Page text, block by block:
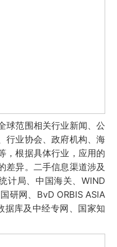
球范围相关行业新闻、公
行业协会、政府机构、海
，根据具体行业，应用的
差异。二手信息渠道涉及
计局、中国海关、WIND
研网、BvD ORBIS ASIA
据库及中经专网、国家知